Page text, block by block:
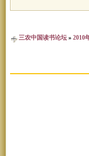
三农中国读书论坛 » 2010